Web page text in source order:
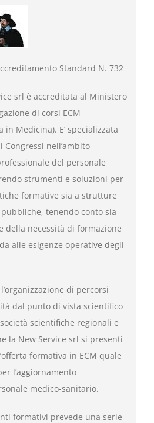
Standard N. 732
srl è accreditata al Ministero
di corsi ECM
in Medicina). E’ specializzata
Congressi nell’ambito
del personale
strumenti e soluzioni per
formative sia a strutture
tenendo conto sia
della necessità di formazione
alle esigenze operative degli
di percorsi
dal punto di vista scientifico
scientifiche regionali e
la New Service srl si presenti
formativa in ECM quale
l’aggiornamento
medico-sanitario.
formativi prevede una serie